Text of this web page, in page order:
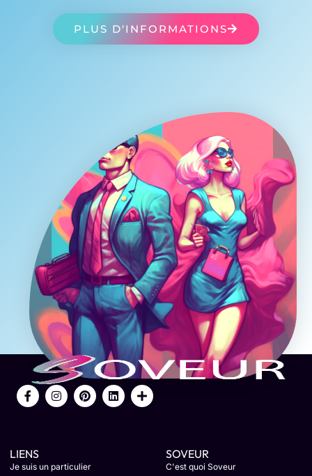
PLUS D'INFORMATIONS
LIENS
Je suis un particulier
SOVEUR
C'est quoi Soveur